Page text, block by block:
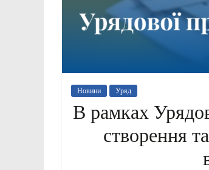
Новини Уряд
В рамках
створення